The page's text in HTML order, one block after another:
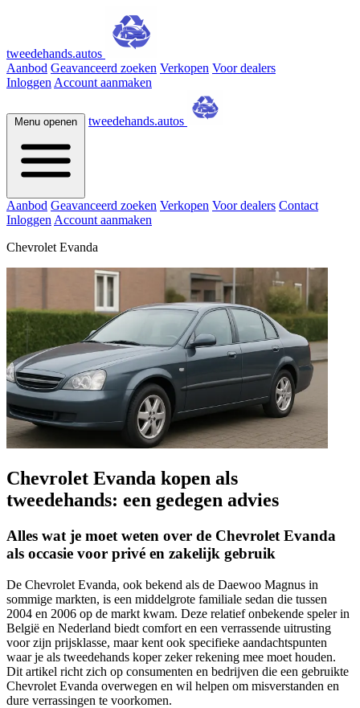
tweedehands.autos
Aanbod Geavanceerd zoeken Verkopen Voor dealers
Inloggen Account aanmaken
Menu openen tweedehands.autos
Aanbod Geavanceerd zoeken Verkopen Voor dealers Contact
Inloggen Account aanmaken
Chevrolet Evanda
Chevrolet Evanda kopen als
tweedehands: een gedegen advies
Alles wat je moet weten over de Chevrolet Evanda
als occasie voor privé en zakelijk gebruik
De Chevrolet Evanda, ook bekend als de Daewoo Magnus in
sommige markten, is een middelgrote familiale sedan die tussen
2004 en 2006 op de markt kwam. Deze relatief onbekende speler in
België en Nederland biedt comfort en een verrassende uitrusting
voor zijn prijsklasse, maar kent ook specifieke aandachtspunten
waar je als tweedehands koper zeker rekening mee moet houden.
Dit artikel richt zich op consumenten en bedrijven die een gebruikte
Chevrolet Evanda overwegen en wil helpen om misverstanden en
dure verrassingen te voorkomen.